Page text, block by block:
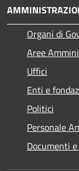
Organi di
Aree
Uffici
Enti e
Politici
Personale
Documenti